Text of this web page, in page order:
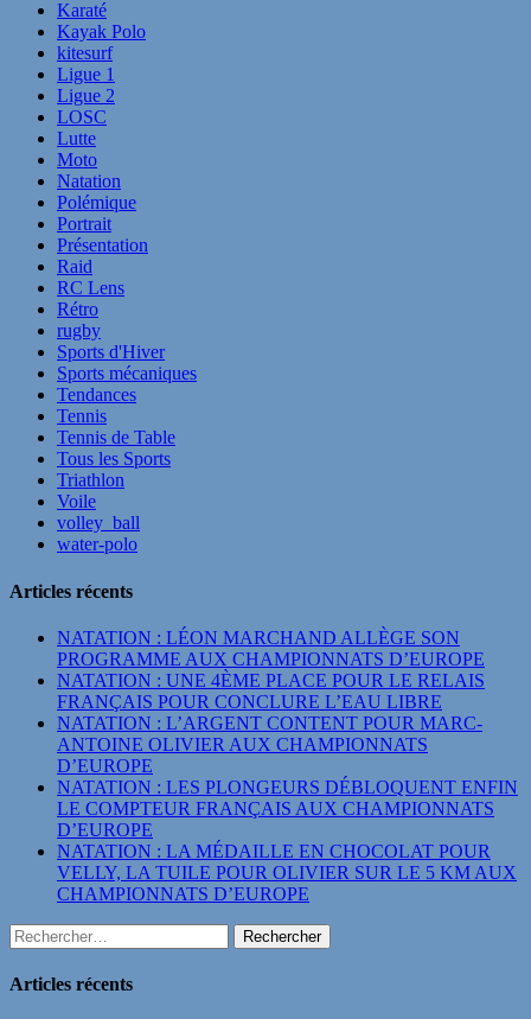
Karaté
Kayak Polo
kitesurf
Ligue 1
Ligue 2
LOSC
Lutte
Moto
Natation
Polémique
Portrait
Présentation
Raid
RC Lens
Rétro
rugby
Sports d'Hiver
Sports mécaniques
Tendances
Tennis
Tennis de Table
Tous les Sports
Triathlon
Voile
volley_ball
water-polo
Articles récents
NATATION : LÉON MARCHAND ALLÈGE SON
PROGRAMME AUX CHAMPIONNATS D’EUROPE
NATATION : UNE 4ÈME PLACE POUR LE RELAIS
FRANÇAIS POUR CONCLURE L’EAU LIBRE
NATATION : L’ARGENT CONTENT POUR MARC-
ANTOINE OLIVIER AUX CHAMPIONNATS
D’EUROPE
NATATION : LES PLONGEURS DÉBLOQUENT ENFIN
LE COMPTEUR FRANÇAIS AUX CHAMPIONNATS
D’EUROPE
NATATION : LA MÉDAILLE EN CHOCOLAT POUR
VELLY, LA TUILE POUR OLIVIER SUR LE 5 KM AUX
CHAMPIONNATS D’EUROPE
Rechercher :
Articles récents